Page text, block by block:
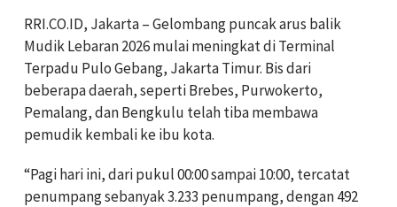
RRI.CO.ID, Jakarta – Gelombang puncak arus balik
Mudik Lebaran 2026 mulai meningkat di Terminal
Terpadu Pulo Gebang, Jakarta Timur. Bis dari
beberapa daerah, seperti Brebes, Purwokerto,
Pemalang, dan Bengkulu telah tibamembawa
pemudik kembali ke ibu kota.
“Pagi hari ini, dari pukul 00:00 sampai 10:00, tercatat
penumpang sebanyak 3.233 penumpang, dengan 492